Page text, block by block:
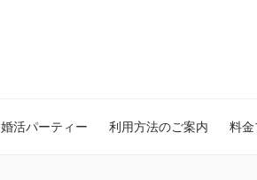
婚活パーティー 利用方法のご案内 料金